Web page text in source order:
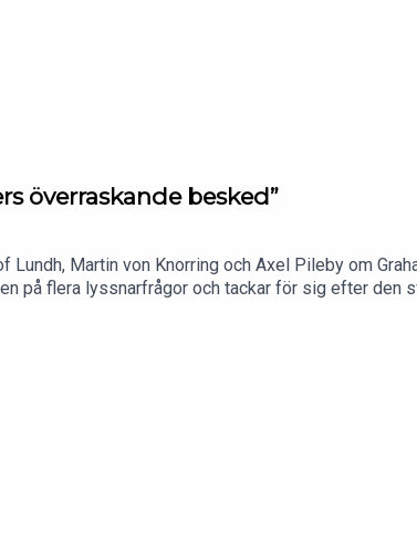
överraskande besked”
Lundh, Martin von Knorring och Axel Pileby om
på flera lyssnarfrågor och tackar för sig efter den
eller axel.pileby@tv4.se